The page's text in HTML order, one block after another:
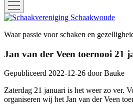
open
menu
Schaakvereniging
Waar passie voor schaken en
Jan van der Veen toernooi 21
Gepubliceerd 2022-12-26 doorBauke
Zaterdag 21 januari is het weer zo ver.
organiseren wij het Jan van der Veen